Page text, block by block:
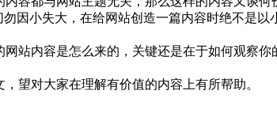
小失大，在给网站创造一篇内容时绝不是以
内容是怎么来的，关键还是在于如何观察你
望对大家在理解有价值的内容上有所帮助。